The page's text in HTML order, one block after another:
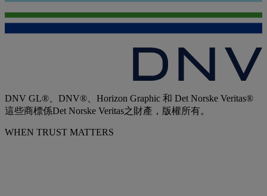
DNV GL®、DNV®、Horizon Graphic 和 Det Norske Veritas®
這些商標係Det Norske Veritas之財產，版權所有。
WHEN TRUST MATTERS